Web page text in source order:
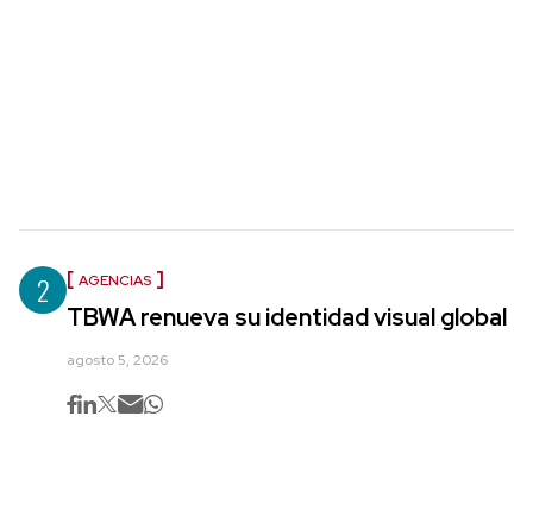
2 AGENCIAS
TBWA renueva su identidad visual global
agosto 5, 2026